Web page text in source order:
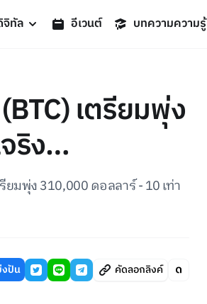
จิทัล อีเวนต์ บทความความรู้
เตรียมพุ่ง
ริง…
มพุ่ง 310,000 ดอลลาร์ - 10 เท่า
ปัน คัดลอกลิงค์